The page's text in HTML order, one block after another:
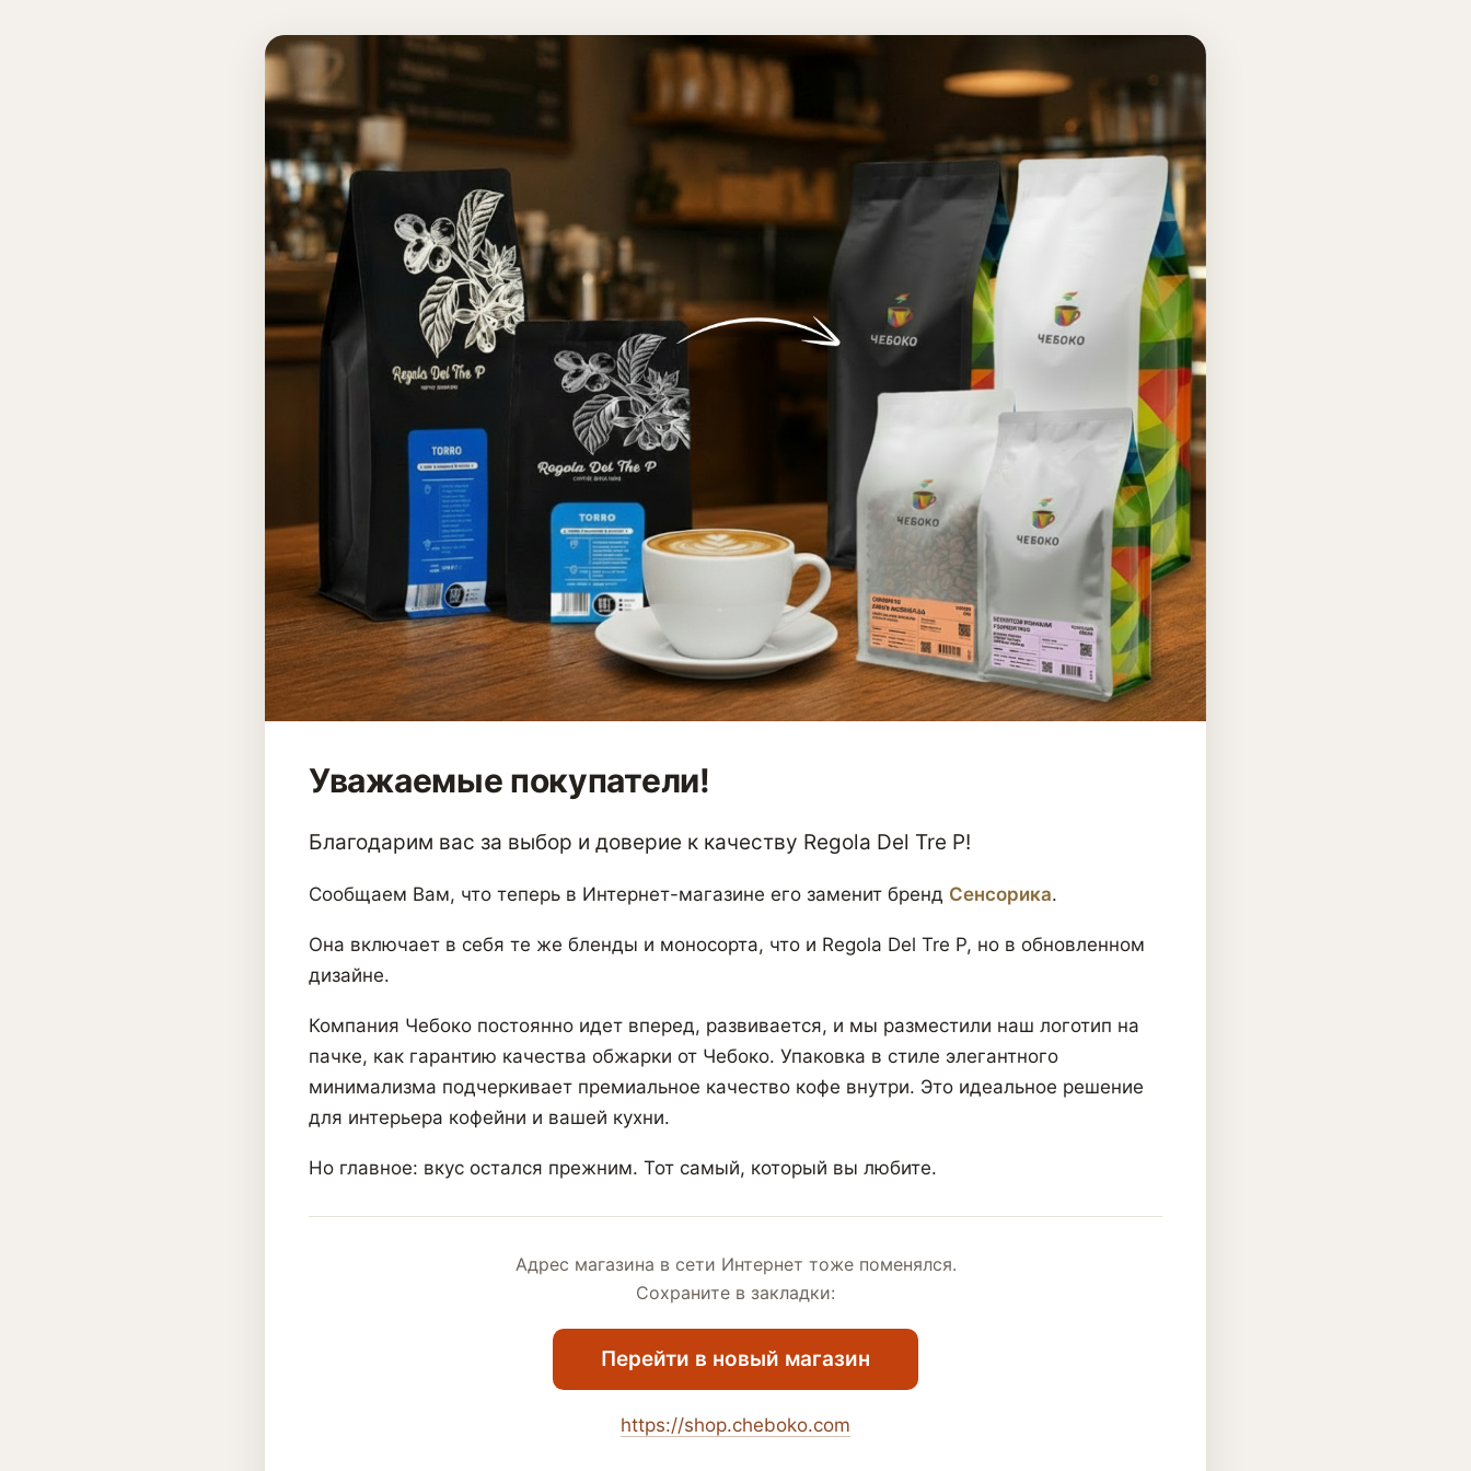
Уважаемые покупатели!
Благодарим вас за выбор и доверие к качеству Regola Del Tre P!
Сообщаем Вам, что теперь в Интернет-магазине его заменит бренд Сенсорика.
Она включает в себя те же бленды и моносорта, что и Regola Del Tre P, но в обновленном
дизайне.
Компания Чебоко постоянно идет вперед, развивается, и мы разместили наш логотип на
пачке, как гарантию качества обжарки от Чебоко. Упаковка в стиле элегантного
минимализма подчеркивает премиальное качество кофе внутри. Это идеальное решение
для интерьера кофейни и вашей кухни.
Но главное: вкус остался прежним. Тот самый, который вы любите.
Адрес магазина в сети Интернет тоже поменялся.
Сохраните в закладки:
Перейти в новый магазин
https://shop.cheboko.com